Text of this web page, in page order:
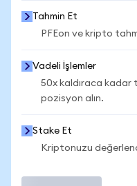
Tahmin Et
PFEon ve kripto
Vadeli İşlemler
50x kaldıraca kadar
pozisyon alın.
Stake Et
Kriptonuzu